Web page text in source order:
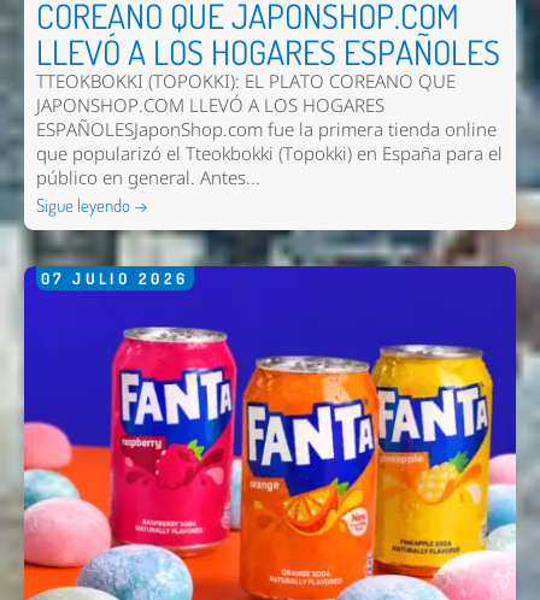
COREANO QUE JAPONSHOP.COM
LLEVÓ A LOS HOGARES ESPAÑOLES
TTEOKBOKKI (TOPOKKI): EL PLATO COREANO QUE
JAPONSHOP.COM LLEVÓ A LOS HOGARES
ESPAÑOLESJaponShop.com fue la primera tienda online
que popularizó el Tteokbokki (Topokki) en España para el
público en general. Antes...
Sigue leyendo →
07 JULIO 2026